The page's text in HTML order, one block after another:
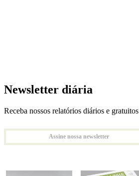
Newsletter diária
Receba nossos relatórios diários e gratuitos
Assine nossa newsletter